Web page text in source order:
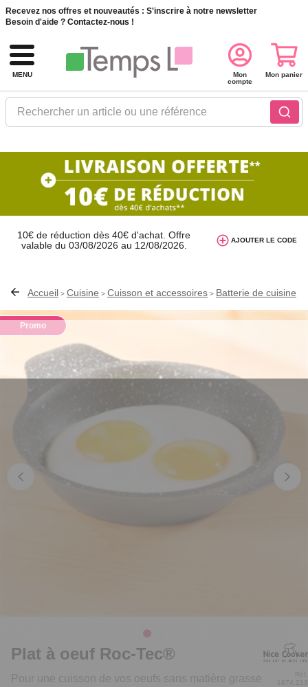
Recevez nos offres et nouveautés : S'inscrire à notre newsletter
Besoin d'aide ? Contactez-nous !
MENU
Rechercher un article ou une référence
Mon
compte
Mon panier
10€ de réduction dès 40€ d'achat. Offre
valable du 03/08/2026 au 12/08/2026.
avec le code AT26
AJOUTER LE CODE
Accueil > Cuisine > Cuisson et accessoires > Batterie de cuisine
Promo
Plat à oeuf Roc-Tec®
Pour une cuisson de vos oeufs sans matière grasse
Réf.
1874.213